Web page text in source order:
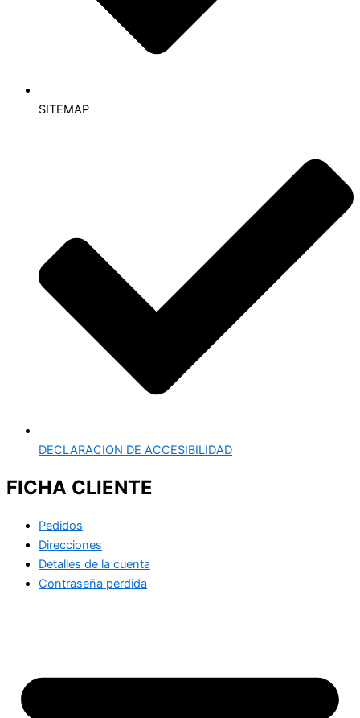
SITEMAP
DECLARACION DE ACCESIBILIDAD
FICHA CLIENTE
Pedidos
Direcciones
Detalles de la cuenta
Contraseña perdida